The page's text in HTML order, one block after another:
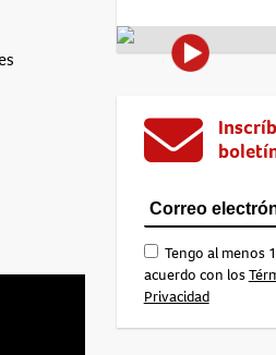
Tengo al menos
acuerdo con los
Privacidad